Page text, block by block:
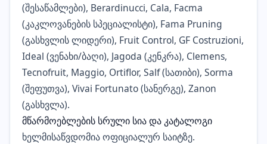
(შესაწამლები), Berardinucci, Cala, Facma
(კაკლოვანების სპეციალისტი), Fama Pruning
(გასხვლის ლიდერი), Fruit Control, GF Costruzioni,
Ideal (ვენახი/ბაღი), Jagoda (კენკრა), Clemens,
Tecnofruit, Maggio, Ortiflor, Salf (სათიბი), Sorma
(შეფუთვა), Vivai Fortunato (სანერგე), Zanon
(გასხვლა).
მწარმოებლების სრული სია და კატალოგი
ხელმისაწვდომია ოფიციალურ საიტზე.